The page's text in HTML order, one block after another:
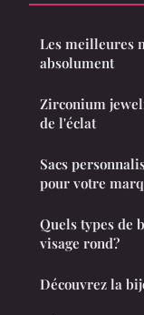
Les meilleures
absolument
Zirconium
de l'éclat
Sacs
pour votre
Quels types de
visage rond?
Découvrez la